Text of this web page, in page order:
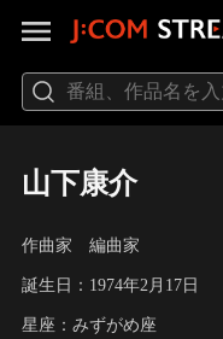
山下康介
作曲家 編曲家
誕生日：1974年2月17日
星座：みずがめ座